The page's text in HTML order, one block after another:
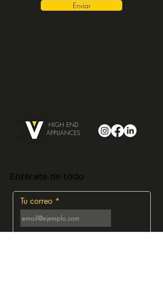
Enviar
HIGH END
APPLIANCES
Entérate de todo
Tu correo